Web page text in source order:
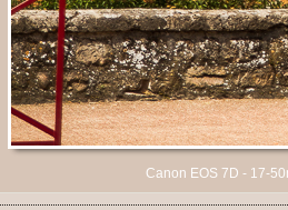
Canon EOS 7D - 17-